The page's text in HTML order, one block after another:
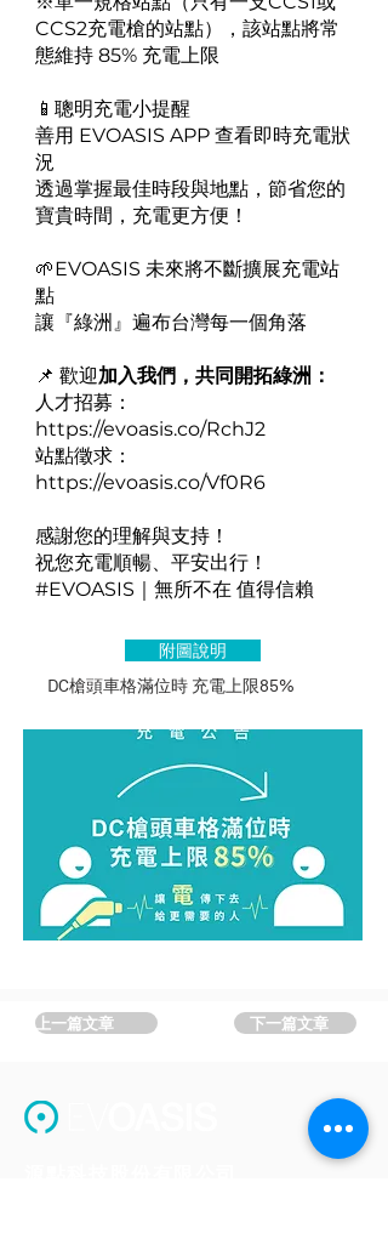
CCS2充電槍的站點），該站點將常
態維持 85% 充電上限
📱聰明充電小提醒
善用 EVOASIS APP 查看即時充電狀
況
透過掌握最佳時段與地點，節省您的
寶貴時間，充電更方便！
🌱EVOASIS 未來將不斷擴展充電站
點
讓『綠洲』遍布台灣每一個角落
📌 歡迎加入我們，共同開拓綠洲：
人才招募：
https://evoasis.co/RchJ2
站點徵求：
https://evoasis.co/Vf0R6
感謝您的理解與支持！
祝您充電順暢、平安出行！
#EVOASIS｜無所不在 值得信賴
附圖說明
DC槍頭車格滿位時 充電上限85%
上一篇文章 下一篇文章